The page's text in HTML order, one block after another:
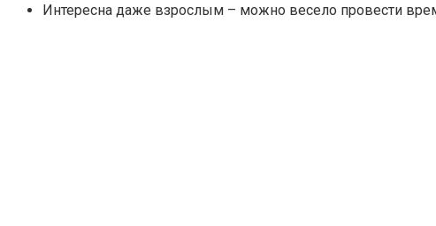
Интересна даже взрослым – можно весело провести